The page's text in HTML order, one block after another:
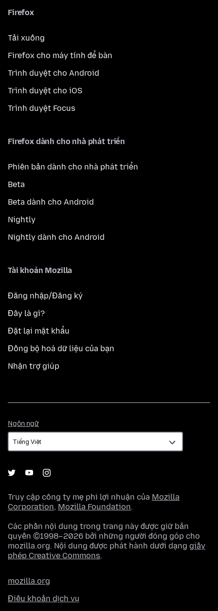
Firefox
Tải xuống
Firefox cho máy tính để bàn
Trình duyệt cho Android
Trình duyệt cho iOS
Trình duyệt Focus
Firefox dành cho nhà phát triển
Phiên bản dành cho nhà phát triển
Beta
Beta dành cho Android
Nightly
Nightly dành cho Android
Tài khoản Mozilla
Đăng nhập/Đăng ký
Đây là gì?
Đặt lại mật khẩu
Đồng bộ hoá dữ liệu của bạn
Nhận trợ giúp
Ngôn ngữ
ngữ
Truy cập công ty mẹ phi lợi nhuận của Mozilla
Corporation, Mozilla Foundation.
Các phần nội dung trong trang này được giữ bản
quyền ©1998–2026 bởi những người đóng góp cho
mozilla.org. Nội dung được phát hành dưới dạng giấy
phép Creative Commons.
mozilla.org
Điều khoản dịch vụ